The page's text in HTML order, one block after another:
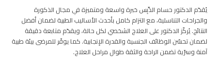
يُقدّم الدكتور حسام الدِّبِس خبرة واسعة ومتميزة في مجال الذكورة
والجراحات التناسلية، مع التزام كامل بأحدث الأساليب الطبية لضمان أفضل
النتائج. يُركّز الدكتور على العلاج الشخصي لكل حالة، ويقدّم متابعة دقيقة
لضمان تحسّن الوظائف الجنسية والقدرة الإنجابية. كما يوفّر للمرضى بيئة طبية
آمنة وسرّية تضمن الراحة والثقة طوال مراحل العلاج.